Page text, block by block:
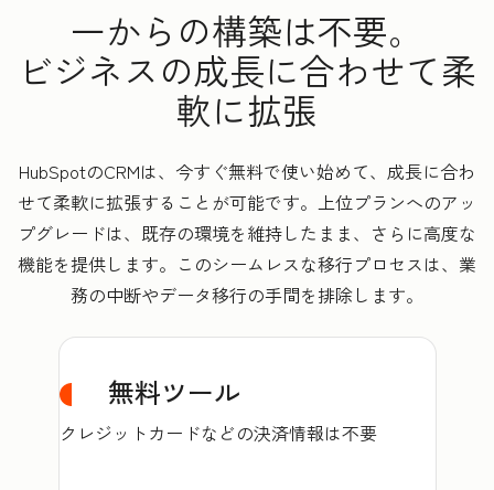
一からの構築は不要。
ビジネスの成長に合わせて柔
軟に拡張
HubSpotのCRMは、今すぐ無料で使い始めて、成長に合わ
せて柔軟に拡張することが可能です。上位プランへのアッ
プグレードは、既存の環境を維持したまま、さらに高度な
機能を提供します。このシームレスな移行プロセスは、業
務の中断やデータ移行の手間を排除します。
無料ツール
クレジットカードなどの決済情報は不要